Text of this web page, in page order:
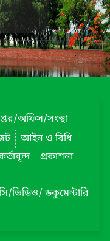
অফিস/সংস্থা
আইন ও বিধি
প্রকাশনা
ভিডিও/ ডকুমেন্টারি